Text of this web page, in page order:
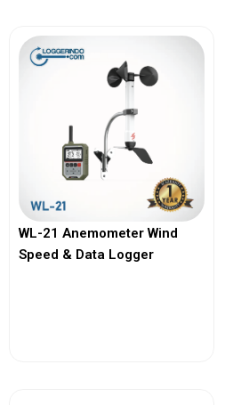
WL-21 Anemometer Wind
Speed & Data Logger